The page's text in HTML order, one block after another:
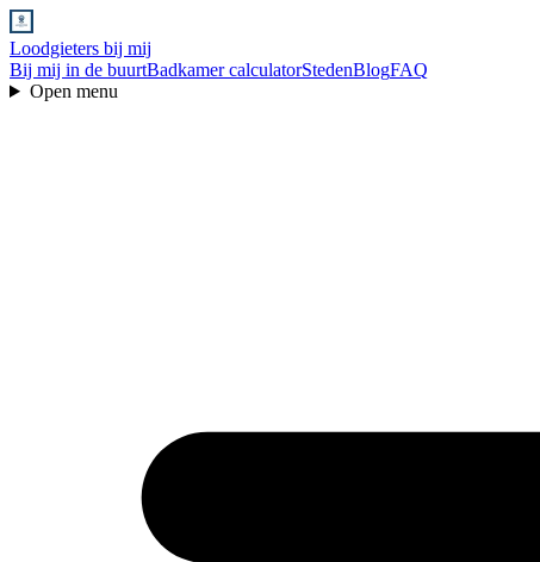
Loodgieters bij mij
Bij mij in de buurtBadkamer calculatorStedenBlogFAQ
Open menu